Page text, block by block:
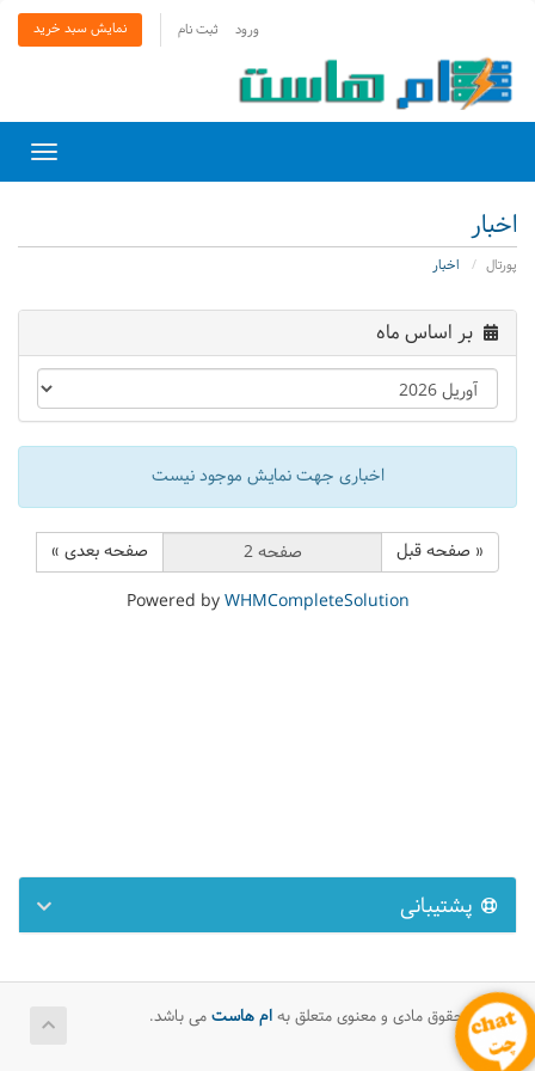
ورود ثبت نام نمایش سبد خرید
اخبار
پورتال اخبار
بر اساس ماه
اخباری جهت نمایش موجود نیست
« صفحه قبل
صفحه بعدی »
Powered byWHMCompleteSolution
پشتیبانی
تمامی حقوق مادی و معنوی متعلق بهام هاستمی باشد.